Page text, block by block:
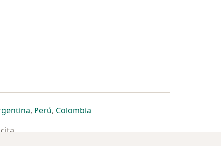
pestaña
una nueva pestaña
en una nueva pestaña
se abre en una nueva pestaña
, Perúse abre en una nueva pestaña
, Colombiase abre en una nueva pestaña